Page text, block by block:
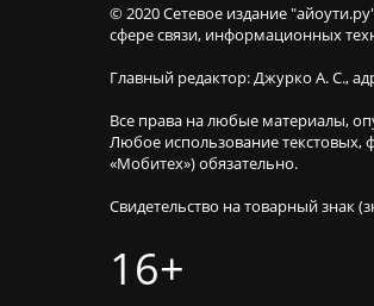
© 2020 Сетевое издание
сфере связи, информационных
Главный редактор: Джурко А. С.,
Все права на любые материалы,
Любое использование текстовых,
«Мобитех») обязательно.
Свидетельство на товарный знак
16+